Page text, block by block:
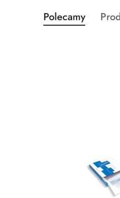
Pomiń karuzelę
Produkty
o
Polecamy